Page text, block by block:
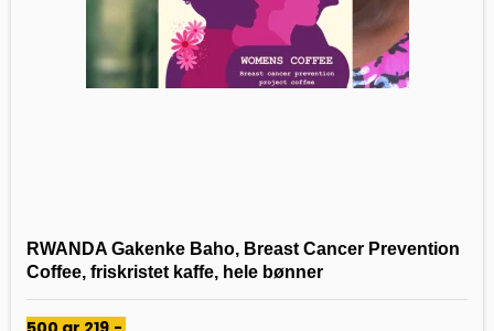
RWANDA Gakenke Baho, Breast Cancer Prevention
Coffee, friskristet kaffe, hele bønner